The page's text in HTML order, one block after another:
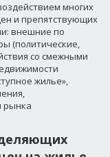
многих
и препятствующих
внешние по
(политические,
со смежными
жилье»,
рынка